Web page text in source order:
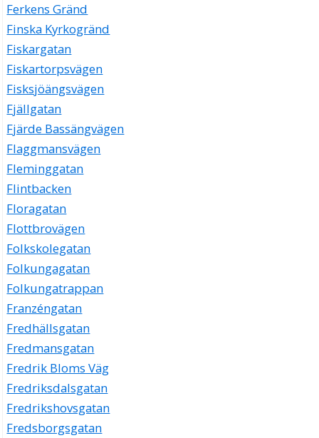
Ferkens Gränd
Finska Kyrkogränd
Fiskargatan
Fiskartorpsvägen
Fisksjöängsvägen
Fjällgatan
Fjärde Bassängvägen
Flaggmansvägen
Fleminggatan
Flintbacken
Floragatan
Flottbrovägen
Folkskolegatan
Folkungagatan
Folkungatrappan
Franzéngatan
Fredhällsgatan
Fredmansgatan
Fredrik Bloms Väg
Fredriksdalsgatan
Fredrikshovsgatan
Fredsborgsgatan